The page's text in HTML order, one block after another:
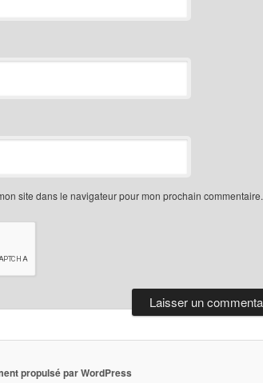
site dans le navigateur pour mon prochain commentaire.
propulsé par WordPress